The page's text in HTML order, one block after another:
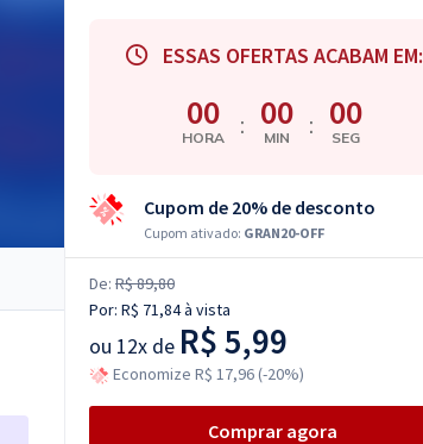
ESSAS OFERTAS ACABAM EM:
00
HORA : 00
MIN : 00
SEG
Cupom de 20% de desconto
Cupom ativado: GRAN20-OFF
De: R$ 89,80
Por: R$ 71,84à vista
ou 12x de R$ 5,99
Economize R$ 17,96 (-20%)
Comprar agora